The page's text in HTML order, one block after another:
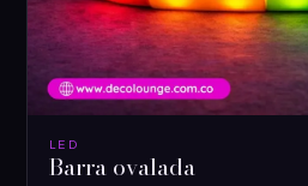
LED
Barra ovalada